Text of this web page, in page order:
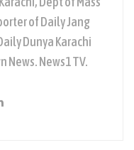
of Daily Jang
Dunya Karachi
News. News1 TV.